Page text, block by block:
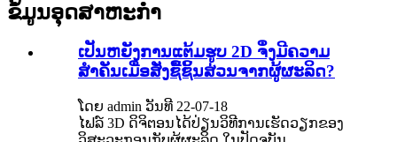
ຂໍ້ມູນອຸດສາຫະກໍາ
ເປັນຫຍັງການແຕ້ມຮູບ 2D ຈຶ່ງມີຄວາມ
ສຳຄັນເມື່ອສັ່ງຊື້ຊິ້ນສ່ວນຈາກຜູ້ຜະລິດ?
ໂດຍ admin ວັນທີ 22-07-18
ໄຟລ໌ 3D ດິຈິຕອນໄດ້ປ່ຽນວິທີການເຮັດວຽກຂອງ